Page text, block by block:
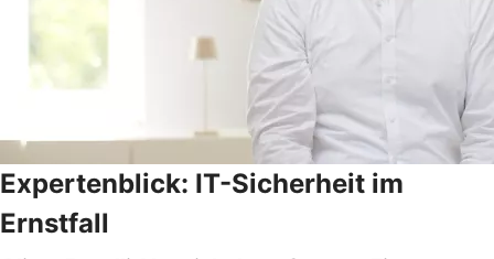
Expertenblick: IT-Sicherheit im
Ernstfall